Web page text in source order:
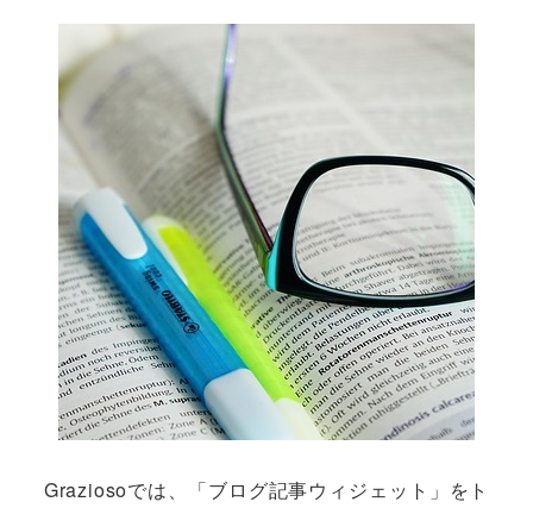
Graziosoでは、「ブログ記事ウィジェット」をト